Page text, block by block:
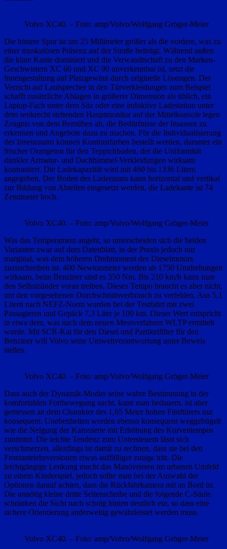
Volvo XC40. – Foto: amp/Volvo/Wolfgang Gröger-Meier
Die hintere Spur ist um 25 Millimeter größer als die vordere, was zu
einer muskulösen Präsenz auf der Straße beiträgt. Während außen
die klare Kante dominiert und die Verwandtschaft zu den Marken-
Geschwistern XC 60 und XC 90 unverkennbar ist, setzt die
Innengestaltung auf Platzgewinn durch originelle Lösungen. Der
Verzicht auf Lautsprecher in den Türverkleidungen zum Beispiel
schafft zusätzliche Ablagen in größerer Dimension als üblich, ein
Laptop-Fach unter dem Sitz oder eine induktive Ladestation unter
dem senkrecht stehenden Hauptmonitor auf der Mittelkonsole legen
Zeugnis von dem Bemühen ab, die Bedürfnisse der Insassen zu
erkennen und Angebote dazu zu machen. Für die Individualisierung
des Innenraums können Kontrastfarben bestellt werden, darunter ein
frischer Orangeton für den Teppichboden, der die Uniformität
dunkler Armatur- und Dachhimmel-Verkleidungen wirksam
kontrastiert. Die Ladekapazität wird mit 460 bis 1336 Litern
angegeben. Der Boden des Laderaums kann horizontal und vertikal
zur Bildung von Abteilen eingesetzt werden, die Ladekante ist 74
Zentimeter hoch.
Volvo XC40. – Foto: amp/Volvo/Wolfgang Gröger-Meier
Was das Temperament angeht, so unterscheiden sich die beiden
Varianten zwar auf dem Datenblatt, in der Praxis jedoch nur
marginal, was dem höheren Drehmoment des Dieselmotors
zuzuschreiben ist. 400 Newtonmeter werden ab 1750 Umdrehungen
wirksam, beim Benziner sind es 350 Nm. Bis 210 km/h kann man
den Selbstzünder voran treiben. Dieses Tempo braucht es aber nicht,
um den vorgesehenen Durchschnittsverbrauch zu verfehlen. Aus 5,1
Litern nach NEFZ-Norm wurden bei der Testfahrt mit zwei
Passagieren und Gepäck 7,3 Liter je 100 km. Dieser Wert entspricht
in etwa dem, was nach dem neuen Messverfahren WLTP ermittelt
wurde. Mit SCR-Kat für den Diesel und Partikelfilter für den
Benziner will Volvo seine Umweltverantwortung unter Beweis
stellen.
Volvo XC40. – Foto: amp/Volvo/Wolfgang Gröger-Meier
Dass auch der Dynamik-Modus seine wahre Bestimmung in der
komfortablen Fortbewegung sucht, kann man bedauern, ist aber
gemessen an dem Charakter des 1,65 Meter hohen Fünftürers nur
konsequent. Unebenheiten werden ebenso konsequent weggebügelt
wie die Neigung der Karosserie mit Erhöhung des Kurventempos
zunimmt. Die leichte Tendenz zum Untersteuern lässt sich
verschmerzen, allerdings ist damit zu rechnen, dass sie bei den
Frontantriebsversionen etwas auffälliger zutage tritt. Die
leichtgängige Lenkung macht das Manövrieren im urbanen Umfeld
zu einem Kinderspiel, jedoch sollte man bei der Auswahl der
Optionen darauf achten, dass die Rückfahrkamera mit an Bord ist.
Die unnötig kleine dritte Seitenscheibe und die folgende C-Säule
schränken die Sicht nach schräg hinten deutlich ein, so dass eine
sichere Orientierung anderweitig gewährleistet werden muss.
Volvo XC40. – Foto: amp/Volvo/Wolfgang Gröger-Meier